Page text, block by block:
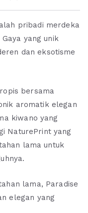
pribadi merdeka
yang unik
dan eksotisme
bersama
aromatik elegan
kiwano yang
NaturePrint yang
lama untuk
lama, Paradise
elegan yang